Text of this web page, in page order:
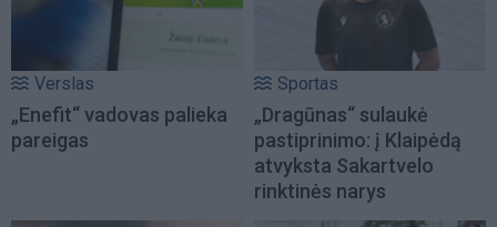
Verslas
„Enefit“ vadovas palieka
pareigas
Sportas
„Dragūnas“ sulaukė
pastiprinimo: į Klaipėdą
atvyksta Sakartvelo
rinktinės narys